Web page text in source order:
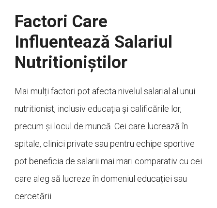
Factori Care
Influentează Salariul
Nutritioniștilor
Mai mulți factori pot afecta nivelul salarial al unui
nutritionist, inclusiv educația și calificările lor,
precum și locul de muncă. Cei care lucrează în
spitale, clinici private sau pentru echipe sportive
pot beneficia de salarii mai mari comparativ cu cei
care aleg să lucreze în domeniul educației sau
cercetării.